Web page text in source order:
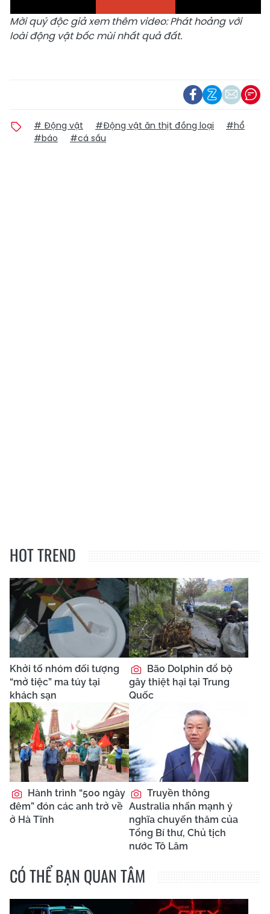
Mời quý độc giả xem thêm video:Phát hoảng với
loài động vật bốc mùi nhất quả đất.
# Động vật #Động vật ăn thịt đồng loại
#hổ
#báo
#cá sấu
HOT TREND
Khởi tố nhóm đối tượng
“mở tiệc” ma túy tại
khách sạn
Bão Dolphin đổ bộ
gây thiệt hại tại Trung
Quốc
Hành trình “500 ngày
đêm” đón các anh trở về
ở Hà Tĩnh
Truyền thông
Australia nhấn mạnh ý
nghĩa chuyến thăm của
Tổng Bí thư, Chủ tịch
nước Tô Lâm
CÓ THỂ BẠN QUAN TÂM